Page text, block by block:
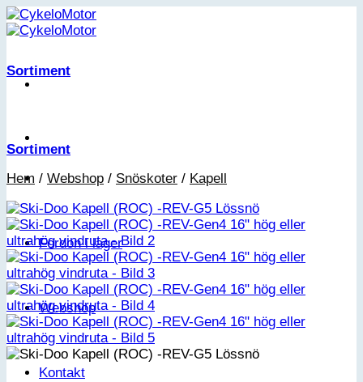
Skip
to
Fordon i lager
Webshop
Kontakt
Sortiment
Sortiment
Hem / Webshop / Snöskoter / Kapell